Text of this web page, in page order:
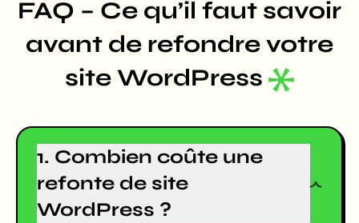
FAQ – Ce qu’il faut savoir
avant de refondre votre
site WordPress
1. Combien coûte une
refonte de site
WordPress ?